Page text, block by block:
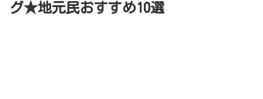
グ★地元民おすすめ10選